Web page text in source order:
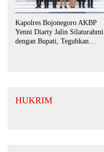
Kapolres Bojonegoro AKBP
Yenni Diarty Jalin Silaturahmi
dengan Bupati, Teguhkan
HUKRIM